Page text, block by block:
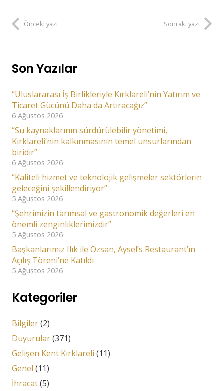
Önceki yazı Sonraki yazı
Son Yazılar
“Uluslararası İş Birlikleriyle Kırklareli’nin Yatırım ve
Ticaret Gücünü Daha da Artıracağız”
6 Ağustos 2026
“Su kaynaklarının sürdürülebilir yönetimi,
Kırklareli’nin kalkınmasının temel unsurlarından
biridir”
6 Ağustos 2026
“Kaliteli hizmet ve teknolojik gelişmeler sektörlerin
geleceğini şekillendiriyor”
5 Ağustos 2026
“Şehrimizin tarımsal ve gastronomik değerleri en
önemli zenginliklerimizdir”
5 Ağustos 2026
Başkanlarımız Ilık ile Özsan, Aysel’s Restaurant’ın
Açılış Töreni’ne Katıldı
5 Ağustos 2026
Kategoriler
Bilgiler(2)
Duyurular(371)
Gelişen Kent Kırklareli (11)
Genel (11)
İhracat(5)